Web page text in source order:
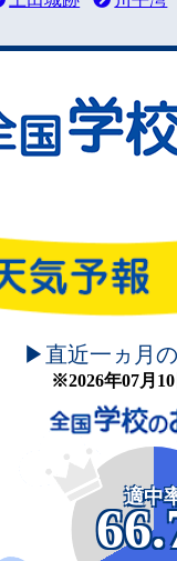
れ！学校のお天気
▶直近一ヵ月
※2026年07月
適中